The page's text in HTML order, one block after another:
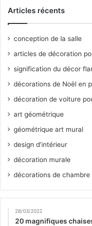
Articles récents
conception de la salle
articles de décoration
signification du décor
décorations de Noël en
décoration de voiture
art géométrique
géométrique art mural
design d’intérieur
décoration murale
décorations de chambre
28/03/2022
20 magnifiques